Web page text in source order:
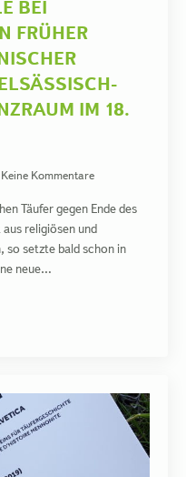
BEI
FRÜHER
IM 18.
Keine Kommentare
Täufer gegen Ende des
religiösen und
so setzte bald schon in
neue…